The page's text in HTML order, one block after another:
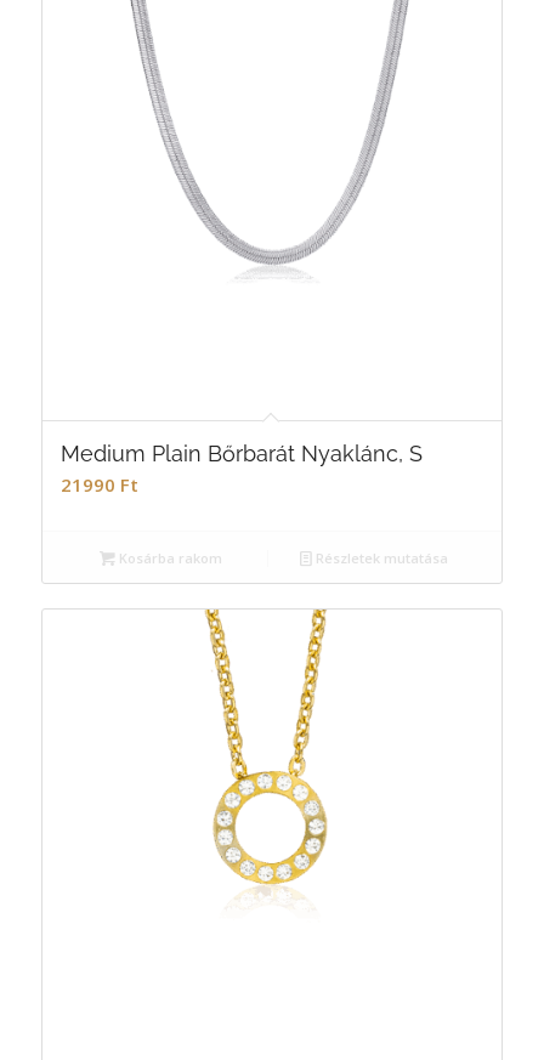
Medium Plain Bőrbarát Nyaklánc, S
21990 Ft
Kosárba rakom Részletek mutatása